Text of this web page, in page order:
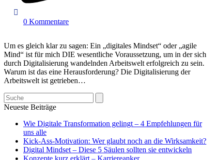
0 Kommentare
Um es gleich klar zu sagen: Ein „digitales Mindset“ oder „agile
Mind“ ist für mich DIE wesentliche Voraussetzung, um in der sich
durch Digitalisierung wandelnden Arbeitswelt erfolgreich zu sein.
Warum ist das eine Herausforderung? Die Digitalisierung der
Arbeitswelt ist getrieben…
Search
Neueste Beiträge
Wie Digitale Transformation gelingt – 4 Empfehlungen für
uns alle
Kick-Ass-Motivation: Wer glaubt noch an die Wirksamkeit?
Digital Mindset – Diese 5 Säulen sollten sie entwickeln
Konzepte kurz erklärt – Karriereanker